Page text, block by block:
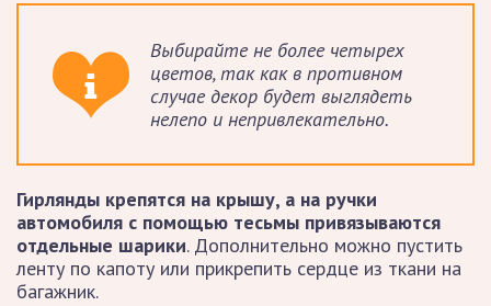
Выбирайте не более четырех
цветов, так как в противном
случае декор будет выглядеть
нелепо и непривлекательно.
Гирлянды крепятся на крышу, а на ручки
автомобиля с помощью тесьмы привязываются
отдельные шарики. Дополнительно можно пустить
ленту по капоту или прикрепить сердце из ткани на
багажник.